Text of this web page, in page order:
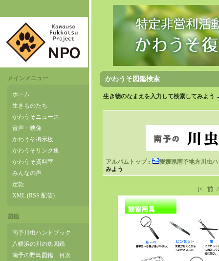
メインメニュー
ホーム
生きものたち
かわうそニュース
音声・映像
かわうそ掲示板
かわうそリンク集
かわうそ資料室
みんなの声
定款
XML (RSS 配信)
図鑑
南予川虫ハンドブック
八幡浜の川の魚図鑑
南予の野鳥図鑑 目次
かわうそ図鑑検索
生き物のなまえを入力して検索してみよう
アルバムトップ:
愛媛県南予地方川虫
みよう
[< 前 2